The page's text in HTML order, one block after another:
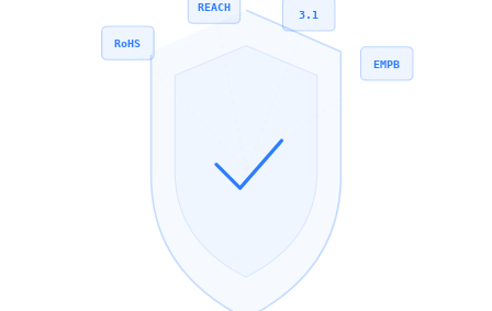
RoHS
REACH
3.1
EMPB